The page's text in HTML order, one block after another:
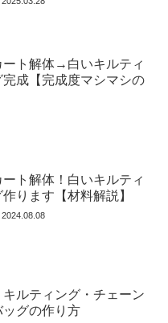
ート解体→白いキルティ
完成【完成度マシマシの
ト解体！白いキルティ
ります【材料解説】
2024.08.08
キルティング・チェーン
ッグの作り方